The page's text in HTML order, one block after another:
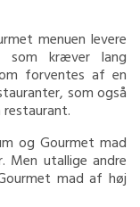
menuen levere
kræver lang
forventes af en
som også
og Gourmet mad
Men utallige andre
mad af høj